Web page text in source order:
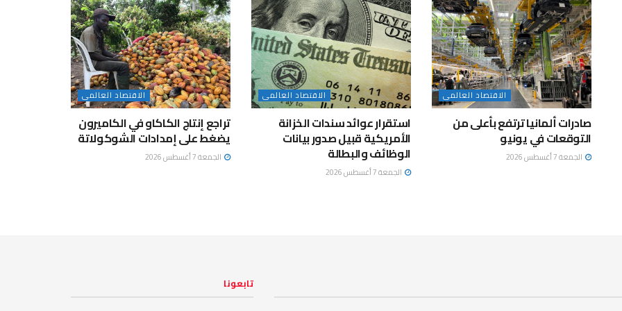
الاقتصاد العالمى
صادرات ألمانيا ترتفع بأعلى من
التوقعات في يونيو
الجمعة 7 أغسطس 2026
الاقتصاد العالمى
استقرار عوائد سندات الخزانة
الأمريكية قبيل صدور بيانات
الوظائف والبطالة
الجمعة 7 أغسطس 2026
الاقتصاد العالمى
تراجع إنتاج الكاكاو في الكاميرون
يضغط على إمدادات الشوكولاتة
الجمعة 7 أغسطس 2026
تابعونا